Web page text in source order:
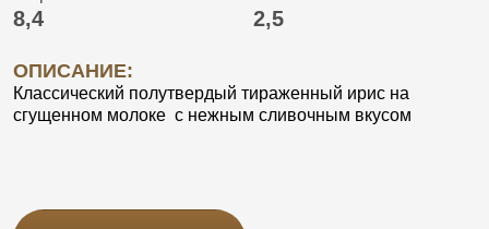
8,4 2,5
ОПИСАНИЕ:
Классический полутвердый тираженный ирис на
сгущенном молоке с нежным сливочным вкусом